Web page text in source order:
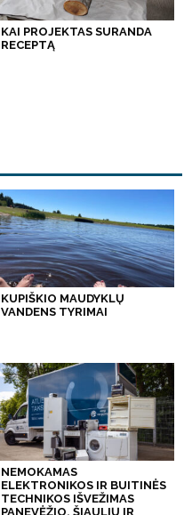
KAI PROJEKTAS SURANDA
RECEPTĄ
KUPIŠKIO MAUDYKLŲ
VANDENS TYRIMAI
NEMOKAMAS
ELEKTRONIKOS IR BUITINĖS
TECHNIKOS IŠVEŽIMAS
PANEVĖŽIO, ŠIAULIŲ IR